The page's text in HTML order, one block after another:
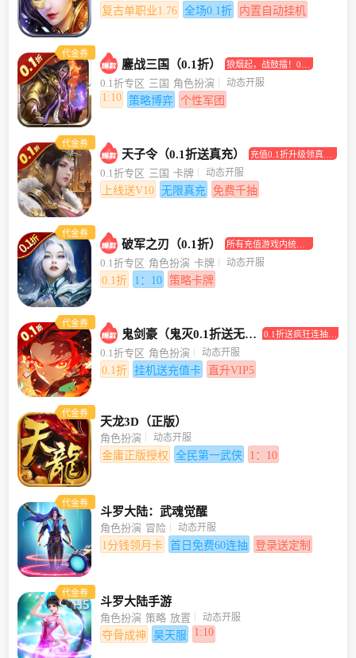
复古单职业1.76 全场0.1折 内置自动挂机
代金券
鏖战三国（0.1折）
狼烟起，战鼓擂！0.1
折助你坐拥江山美人
0.1折专区 三国 角色扮演 动态开服
1:10 策略博弈 个性军团
代金券
天子令（0.1折送真充）
充值0.1折升级领真充
0.1折专区 三国 卡牌 动态开服
上线送V10 无限真充 免费千抽
代金券
破军之刃（0.1折）
所有充值游戏内统统
打0.1折！
0.1折专区 角色扮演 卡牌 动态开服
0.1折 1：10 策略卡牌
代金券
鬼剑豪（鬼灭0.1折送无限抽）
0.1折送疯狂连抽，
0.1折专区 角色扮演 动态开服
0.1折 挂机送充值卡 直升VIP5
代金券
天龙3D（正版）
角色扮演 动态开服
金庸正版授权 全民第一武侠 1：10
代金券
斗罗大陆：武魂觉醒
角色扮演 冒险 动态开服
1分钱领月卡 首日免费60连抽 登录送定制
代金券
斗罗大陆手游
角色扮演 策略 放置 动态开服
夺骨成神 昊天服 1:10